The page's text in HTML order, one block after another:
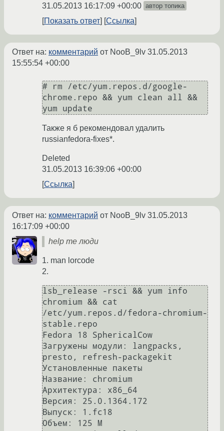
31.05.2013 16:17:09 +00:00 автор топика
Показать ответ Ссылка
Ответ на: комментарий от NooB_9lv 31.05.2013
15:55:54 +00:00
# rm /etc/yum.repos.d/google-
chrome.repo && yum clean all &&
Также я б рекомендовал удалить
russianfedora-fixes*.
Deleted
31.05.2013 16:39:06 +00:00
Ссылка
Ответ на: комментарий от NooB_9lv 31.05.2013
16:17:09 +00:00
help me люди
1. man lorcode
2.
lsb_release -rsci && yum info
chromium && cat
/etc/yum.repos.d/fedora-chromium-
stable.repo
Fedora 18 SphericalCow
Загружены модули: langpacks,
presto, refresh-packagekit
Установленные пакеты
Название: chromium
Архитектура: x86_64
Версия: 25.0.1364.172
Выпуск: 1.fc18
Объем: 125 M